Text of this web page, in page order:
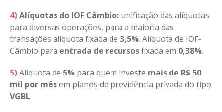
4)Alíquotas do IOF Câmbio: unificação das alíquotas
para diversas operações, para a maioria das
transações alíquota fixada de 3,5%. Alíquota de IOF-
Câmbio para entrada de recursosfixada em 0,38%.
5)Alíquota de 5% para quem investe mais de R$ 50
mil por mêsem planos de previdência privada do tipo
VGBL.